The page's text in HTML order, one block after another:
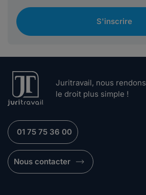
S'inscrire
Juritravail, nous rendons
le droit plus simple !
01 75 75 36 00
Nous contacter